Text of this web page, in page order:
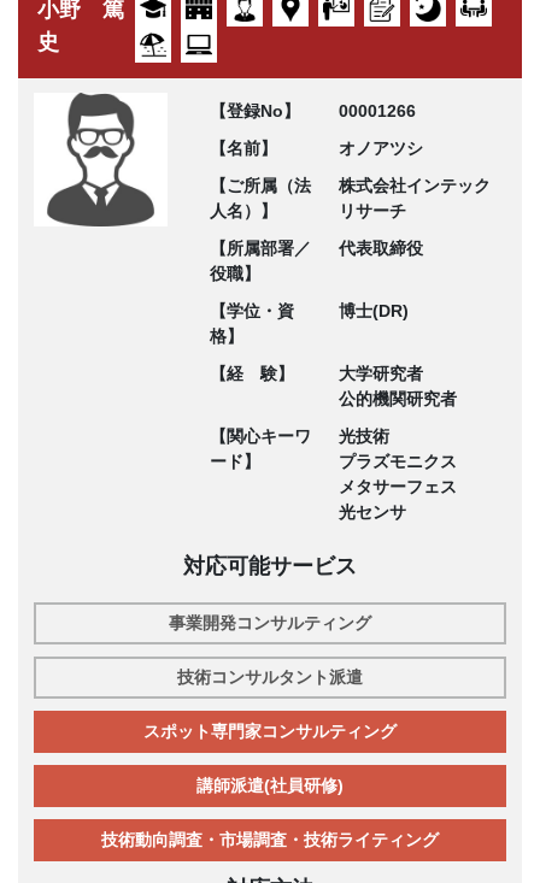
小野 篤
史
【登録No】
00001266
【名前】
オノアツシ
【ご所属（法
人名）】
株式会社インテック
リサーチ
【所属部署／
役職】
代表取締役
【学位・資
格】
博士(DR)
【経 験】
大学研究者
公的機関研究者
【関心キーワ
ード】
光技術
プラズモニクス
メタサーフェス
光センサ
対応可能サービス
事業開発コンサルティング
技術コンサルタント派遣
スポット専門家コンサルティング
講師派遣(社員研修)
技術動向調査・市場調査・技術ライティング